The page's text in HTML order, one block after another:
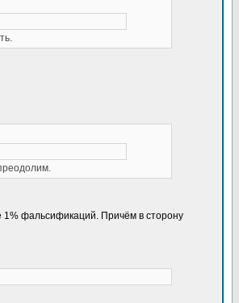
1% фальсификаций. Причём в сторону